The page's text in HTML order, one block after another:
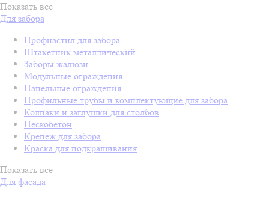
Показать все
Для забора
Профнастил для забора
Штакетник металлический
Заборы жалюзи
Модульные ограждения
Панельные ограждения
Профильные трубы и комплектующие для забора
Колпаки и заглушки для столбов
Пескобетон
Крепеж для забора
Краска для подкрашивания
Показать все
Для фасада